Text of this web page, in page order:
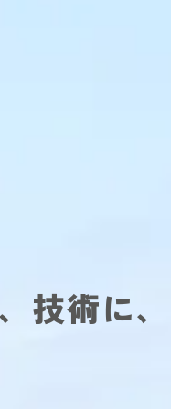
技術に、